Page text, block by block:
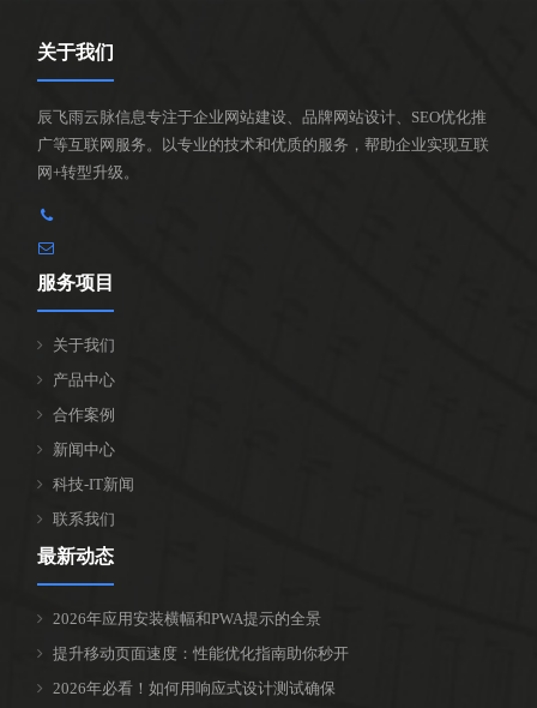
关于我们
辰飞雨云脉信息专注于企业网站建设、品牌网站设计、SEO优化推
广等互联网服务。以专业的技术和优质的服务，帮助企业实现互联
网+转型升级。
服务项目
关于我们
产品中心
合作案例
新闻中心
科技-IT新闻
联系我们
最新动态
2026年应用安装横幅和PWA提示的全景
提升移动页面速度：性能优化指南助你秒开
2026年必看！如何用响应式设计测试确保